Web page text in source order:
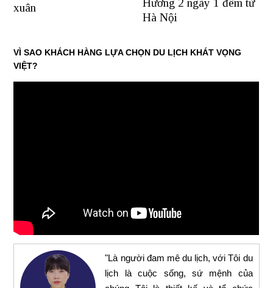
xuân
Hà Nội
VÌ SAO KHÁCH HÀNG LỰA CHỌN DU LỊCH KHÁT VỌNG
VIỆT?
"Là người đam mê du lịch, với Tôi du
lịch là cuộc sống, sứ mệnh của